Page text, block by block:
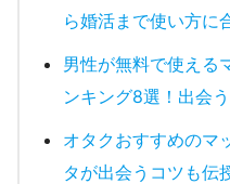
ら婚活まで使い方に
男性が無料で使える
ンキング8選！出会
オタクおすすめのマ
タが出会うコツも伝